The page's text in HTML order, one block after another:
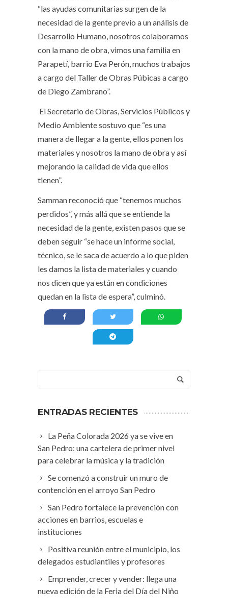
“las ayudas comunitarias surgen de la
necesidad de la gente previo a un análisis de
Desarrollo Humano, nosotros colaboramos
con la mano de obra, vimos una familia en
Parapetí, barrio Eva Perón, muchos trabajos
a cargo del Taller de Obras Púbicas a cargo
de Diego Zambrano”.
El Secretario de Obras, Servicios Públicos y
Medio Ambiente sostuvo que “es una
manera de llegar a la gente, ellos ponen los
materiales y nosotros la mano de obra y así
mejorando la calidad de vida que ellos
tienen”.
Samman reconoció que “tenemos muchos
perdidos”, y más allá que se entiende la
necesidad de la gente, existen pasos que se
deben seguir “se hace un informe social,
técnico, se le saca de acuerdo a lo que piden
les damos la lista de materiales y cuando
nos dicen que ya están en condiciones
quedan en la lista de espera”, culminó.
ENTRADAS RECIENTES
La Peña Colorada 2026 ya se vive en
San Pedro: una cartelera de primer nivel
para celebrar la música y la tradición
Se comenzó a construir un muro de
contención en el arroyo San Pedro
San Pedro fortalece la prevención con
acciones en barrios, escuelas e
instituciones
Positiva reunión entre el municipio, los
delegados estudiantiles y profesores
Emprender, crecer y vender: llega una
nueva edición de la Feria del Día del Niño